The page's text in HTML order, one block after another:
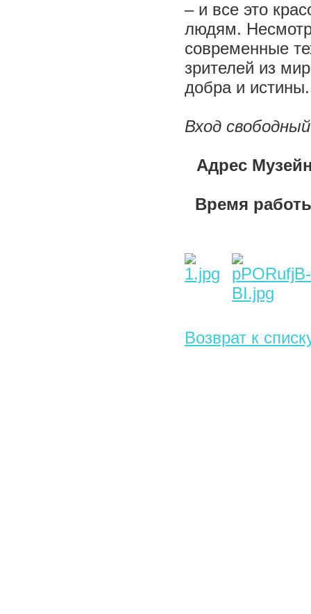
– и все это
людям.
современные
зрителей из
добра и истины.
Вход
Адрес
Время
Возврат к